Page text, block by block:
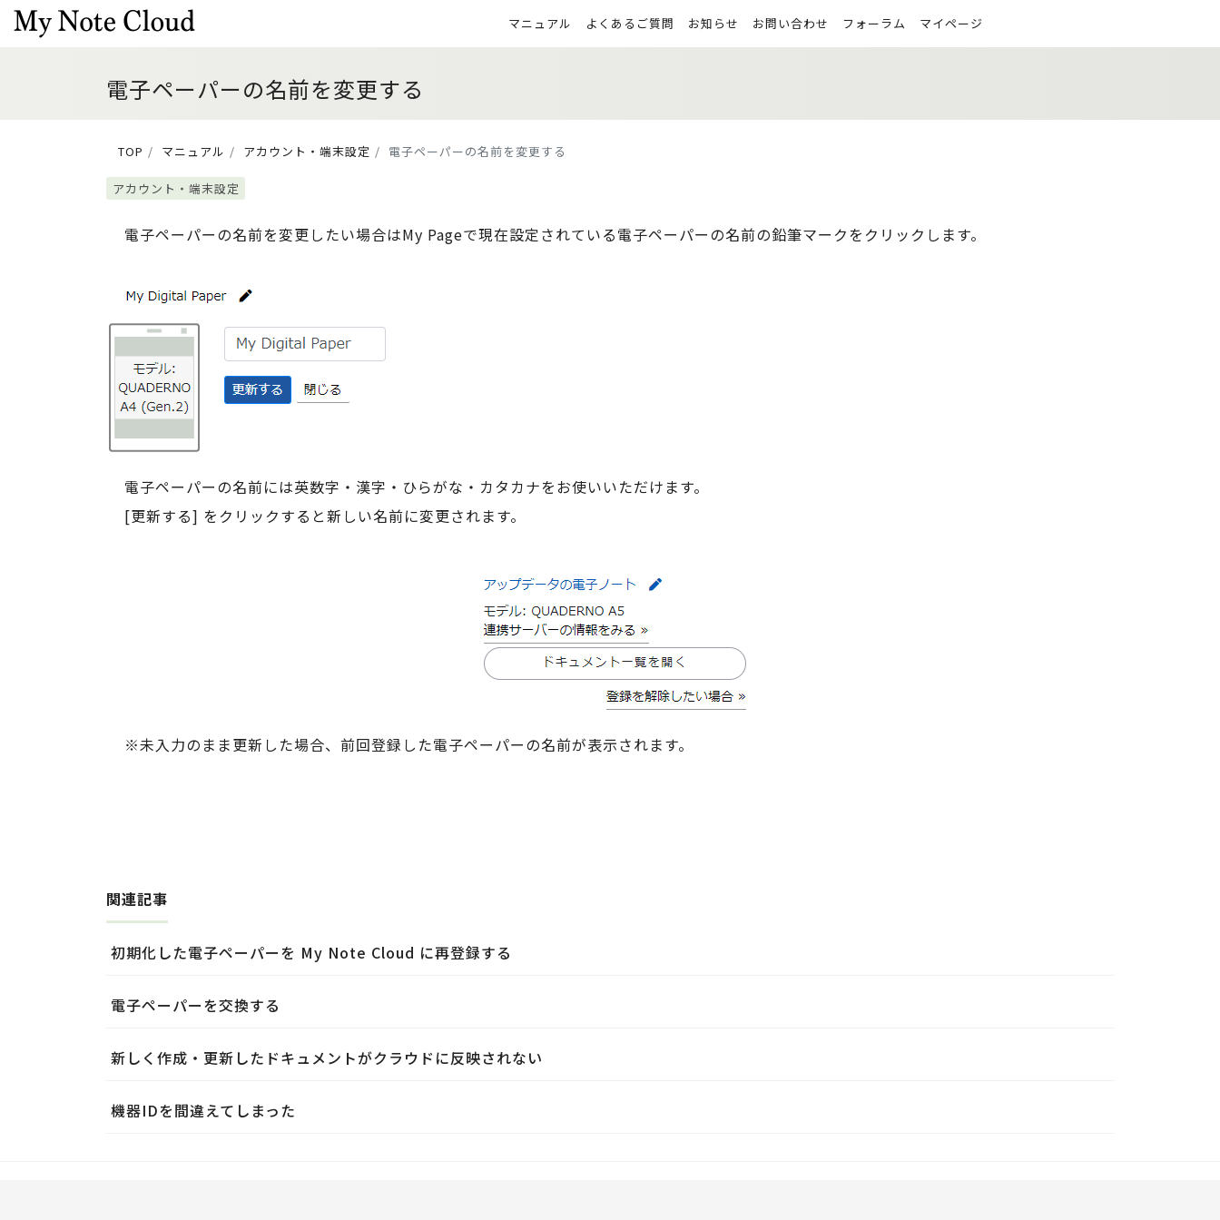
マニュアル よくあるご質問 お知らせ お問い合わせ フォーラム マイページ
電子ペーパーの名前を変更する
TOP マニュアル アカウント・端末設定 電子ペーパーの名前を変更する
アカウント・端末設定
電子ペーパーの名前を変更したい場合はMy Pageで現在設定されている電子ペーパーの名前の鉛筆マークをクリックします。
電子ペーパーの名前には英数字・漢字・ひらがな・カタカナをお使いいただけます。
[更新する] をクリックすると新しい名前に変更されます。
※未入力のまま更新した場合、前回登録した電子ペーパーの名前が表示されます。
関連記事
初期化した電子ペーパーを My Note Cloud に再登録する
電子ペーパーを交換する
新しく作成・更新したドキュメントがクラウドに反映されない
機器IDを間違えてしまった